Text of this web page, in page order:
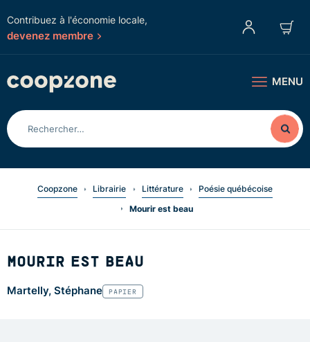
Contribuez à l'économie locale,
devenez membre
MENU
Coopzone Librairie Littérature
Poésie québécoise
Mourir est beau
MOURIR EST BEAU
Martelly, Stéphane PAPIER